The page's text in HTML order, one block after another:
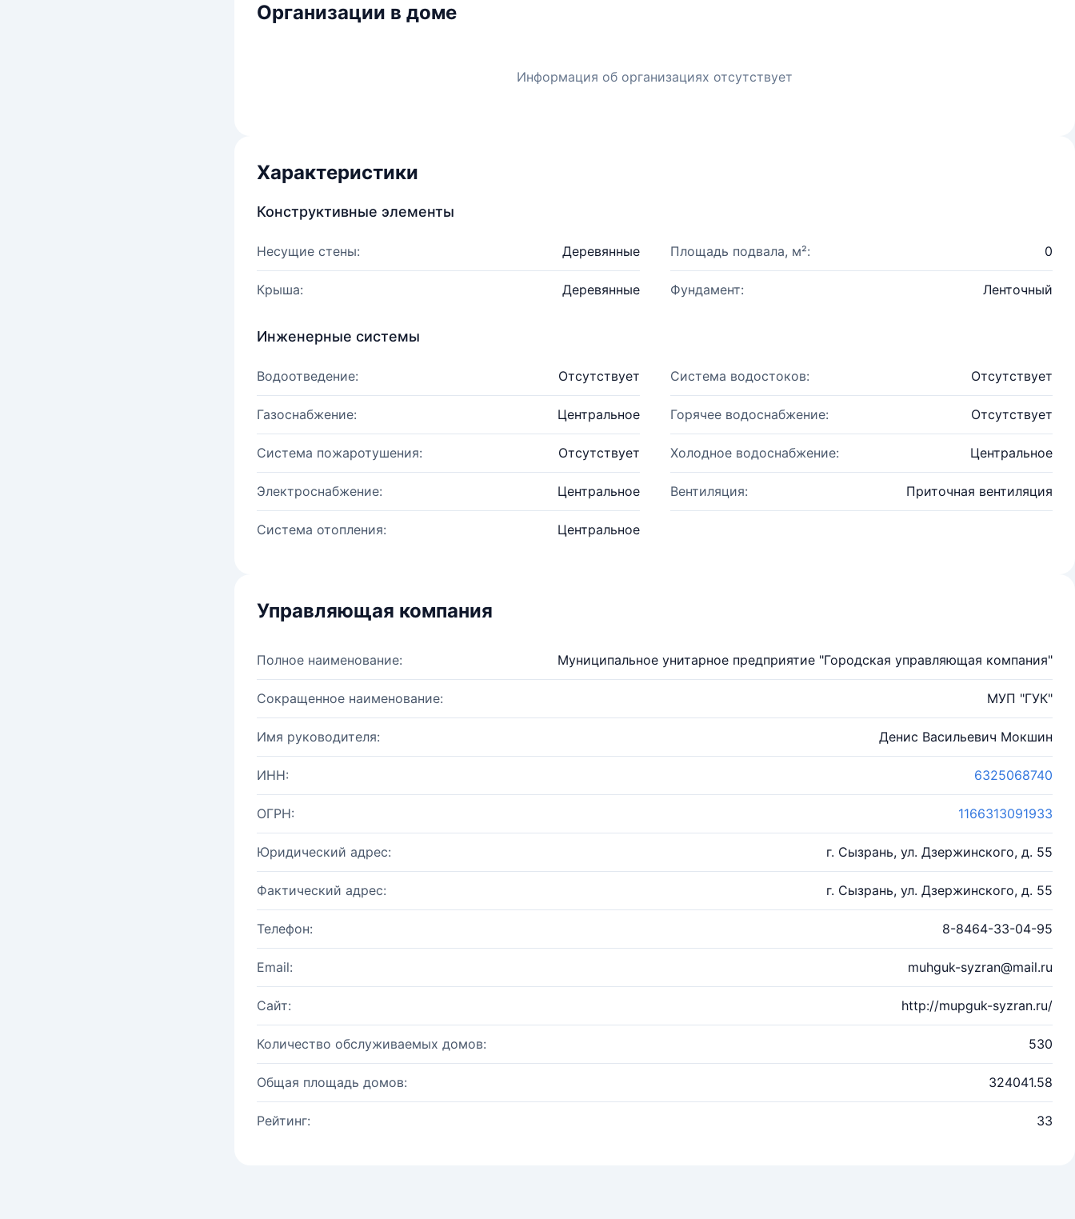
Организации в доме
Информация об организациях отсутствует
Характеристики
Конструктивные элементы
Несущие стены: Деревянные Площадь подвала, м²: 0
Крыша: Деревянные Фундамент: Ленточный
Инженерные системы
Водоотведение: Отсутствует Система водостоков: Отсутствует
Газоснабжение: Центральное Горячее водоснабжение: Отсутствует
Система пожаротушения: Отсутствует Холодное водоснабжение: Центральное
Электроснабжение: Центральное Вентиляция: Приточная вентиляция
Система отопления: Центральное
Управляющая компания
Полное наименование: Муниципальное унитарное предприятие "Городская управляющая компания"
Сокращенное наименование: МУП "ГУК"
Имя руководителя: Денис Васильевич Мокшин
ИНН: 6325068740
ОГРН: 1166313091933
Юридический адрес: г. Сызрань, ул. Дзержинского, д. 55
Фактический адрес: г. Сызрань, ул. Дзержинского, д. 55
Телефон: 8-8464-33-04-95
Email: muhguk-syzran@mail.ru
Сайт: http://mupguk-syzran.ru/
Количество обслуживаемых домов: 530
Общая площадь домов: 324041.58
Рейтинг: 33